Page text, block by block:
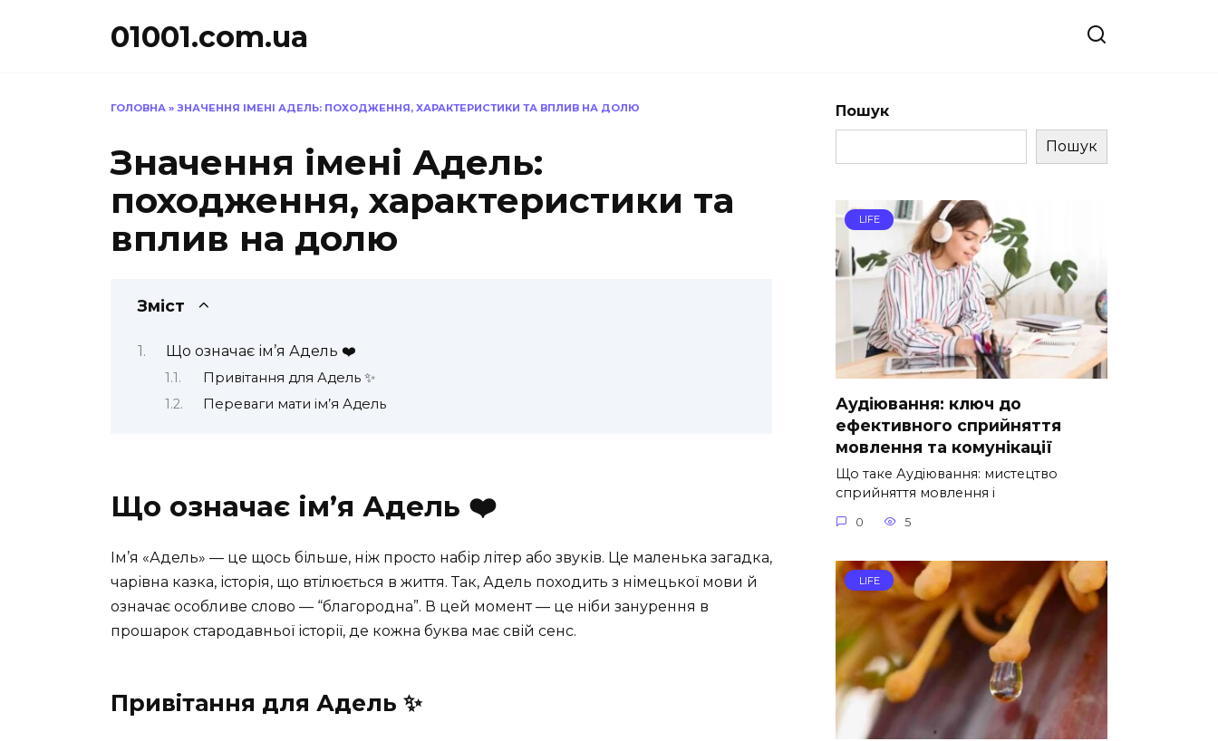
01001.com.ua
ГОЛОВНА » ЗНАЧЕННЯ ІМЕНІ АДЕЛЬ: ПОХОДЖЕННЯ, ХАРАКТЕРИСТИКИ ТА ВПЛИВ НА ДОЛЮ
Значення імені Адель:
походження, характеристики та
вплив на долю
Зміст
Що означає ім’я Адель ❤️
Привітання для Адель ✨
Переваги мати ім’я Адель
Що означає ім’я Адель ❤️
Ім’я «Адель» — це щось більше, ніж просто набір літер або звуків. Це маленька загадка,
чарівна казка, історія, що втілюється в життя. Так, Адель походить з німецької мови й
означає особливе слово — “благородна”. В цей момент — це ніби занурення в
прошарок стародавньої історії, де кожна буква має свій сенс.
Привітання для Адель ✨
Пошук
Пошук
LIFE
Аудіювання: ключ до
ефективного сприйняття
мовлення та комунікації
Що таке Аудіювання: мистецтво
сприйняття мовлення і
0 5
LIFE